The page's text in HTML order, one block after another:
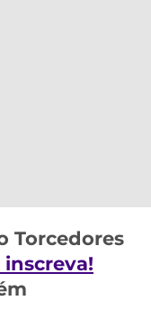
Torcedores
inscreva!